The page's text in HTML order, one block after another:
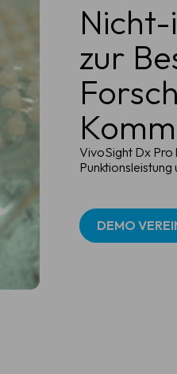
zur
VivoSight Dx Pro
DEMO